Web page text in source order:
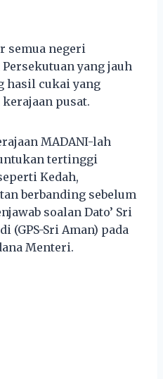
semua negeri
yang jauh
hasil cukai yang
pusat.
MADANI-lah
tertinggi
Kedah,
berbanding sebelum
soalan Dato’ Sri
(GPS-Sri Aman) pada
Menteri.